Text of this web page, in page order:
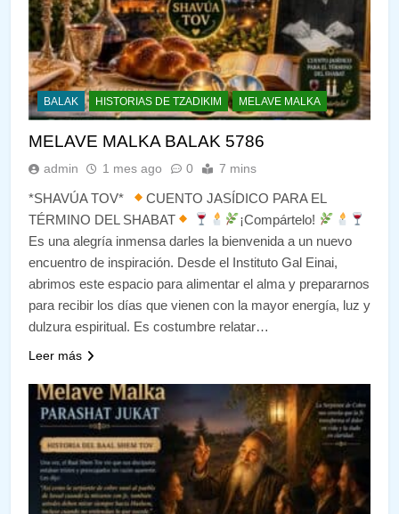
BALAK HISTORIAS DE TZADIKIM MELAVE MALKA
MELAVE MALKA BALAK 5786
admin 1 mes ago 0 7 mins
*SHAVÚA TOV*
CUENTO JASÍDICO PARA EL
TÉRMINO DEL SHABAT
¡Compártelo!
Es una alegría inmensa darles la bienvenida a un nuevo
encuentro de inspiración. Desde el Instituto Gal Einai,
abrimos este espacio para alimentar el alma y prepararnos
para recibir los días que vienen con la mayor energía, luz y
dulzura espiritual. Es costumbre relatar…
Leer más